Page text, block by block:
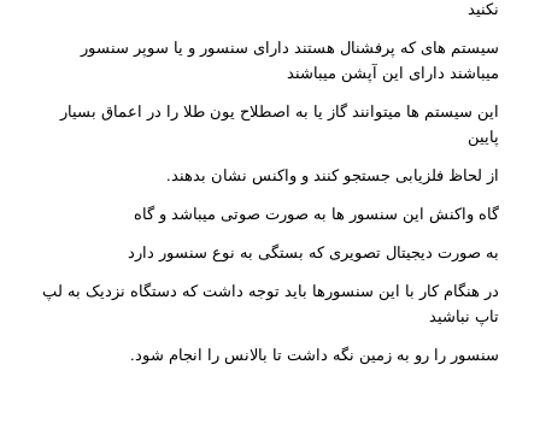
نکنید
سیستم های که پرفشنال هستند دارای سنسور و یا سوپر سنسور
میباشند دارای این آپشن میباشند
این سیستم ها میتوانند گاز یا به اصطلاح یون طلا را در اعماق بسیار
پایین
از لحاظ فلزیابی جستجو کنند و واکنس نشان بدهند.
گاه واکنش این سنسور ها به صورت صوتی میباشد و گاه
به صورت دیجیتال تصویری که بستگی به نوع سنسور دارد
در هنگام کار با این سنسورها باید توجه داشت که دستگاه نزدیک به لپ
تاپ نباشید
سنسور را رو به زمین نگه داشت تا بالانس را انجام شود.